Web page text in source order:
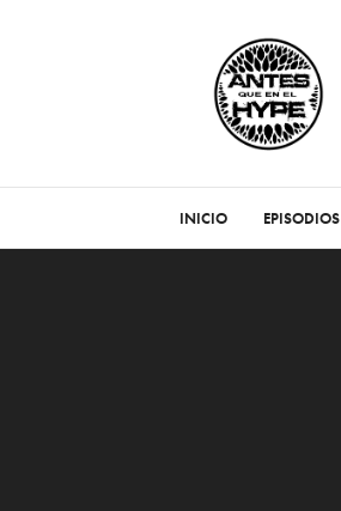
INICIO EPISODIOS